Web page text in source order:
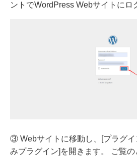
ントでWordPress Webサイトにロ
③ Webサイトに移動し、[プラグイ
みプラグイン]を開きます。 ご覧